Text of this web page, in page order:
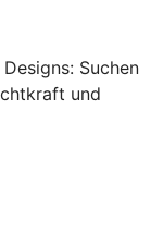
Suchen
und